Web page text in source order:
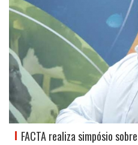
FACTA realiza simpósio